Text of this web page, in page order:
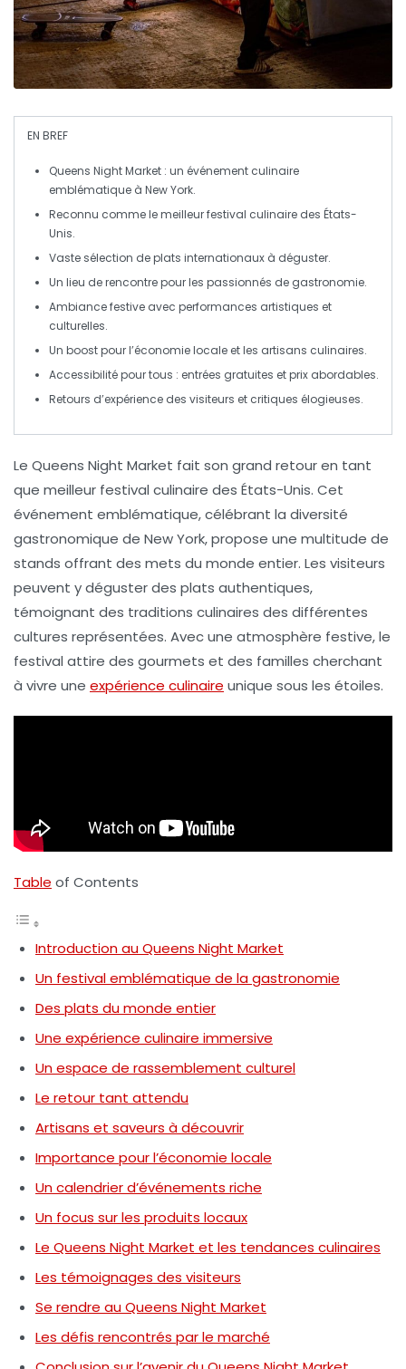
EN BREF
Queens Night Market : un événement culinaire
emblématique à New York.
Reconnu comme lemeilleur festival culinaire des États-
Unis.
Vaste sélection deplats internationaux à déguster.
Un lieu de rencontre pour les passionnés de gastronomie.
Ambiance festive avec performances artistiques et
culturelles.
Un boost pour l’économie locale et les artisans culinaires.
Accessibilité pour tous : entrées gratuites et prix abordables.
Retours d’expérience des visiteurs et critiques élogieuses.
Le Queens Night Market fait son grand retour en tant
que meilleur festival culinaire des États-Unis. Cet
événement emblématique, célébrant la diversité
gastronomique de New York, propose une multitude de
stands offrant des mets du monde entier. Les visiteurs
peuvent y déguster des plats authentiques,
témoignant des traditions culinaires des différentes
cultures représentées. Avec une atmosphère festive, le
festival attire des gourmets et des familles cherchant
à vivre une expérience culinaire unique sous les étoiles.
Table of Contents
Introduction au Queens Night Market
Un festival emblématique de la gastronomie
Des plats du monde entier
Une expérience culinaire immersive
Un espace de rassemblement culturel
Le retour tant attendu
Artisans et saveurs à découvrir
Importance pour l’économie locale
Un calendrier d’événements riche
Un focus sur les produits locaux
Le Queens Night Market et les tendances culinaires
Les témoignages des visiteurs
Se rendre au Queens Night Market
Les défis rencontrés par le marché